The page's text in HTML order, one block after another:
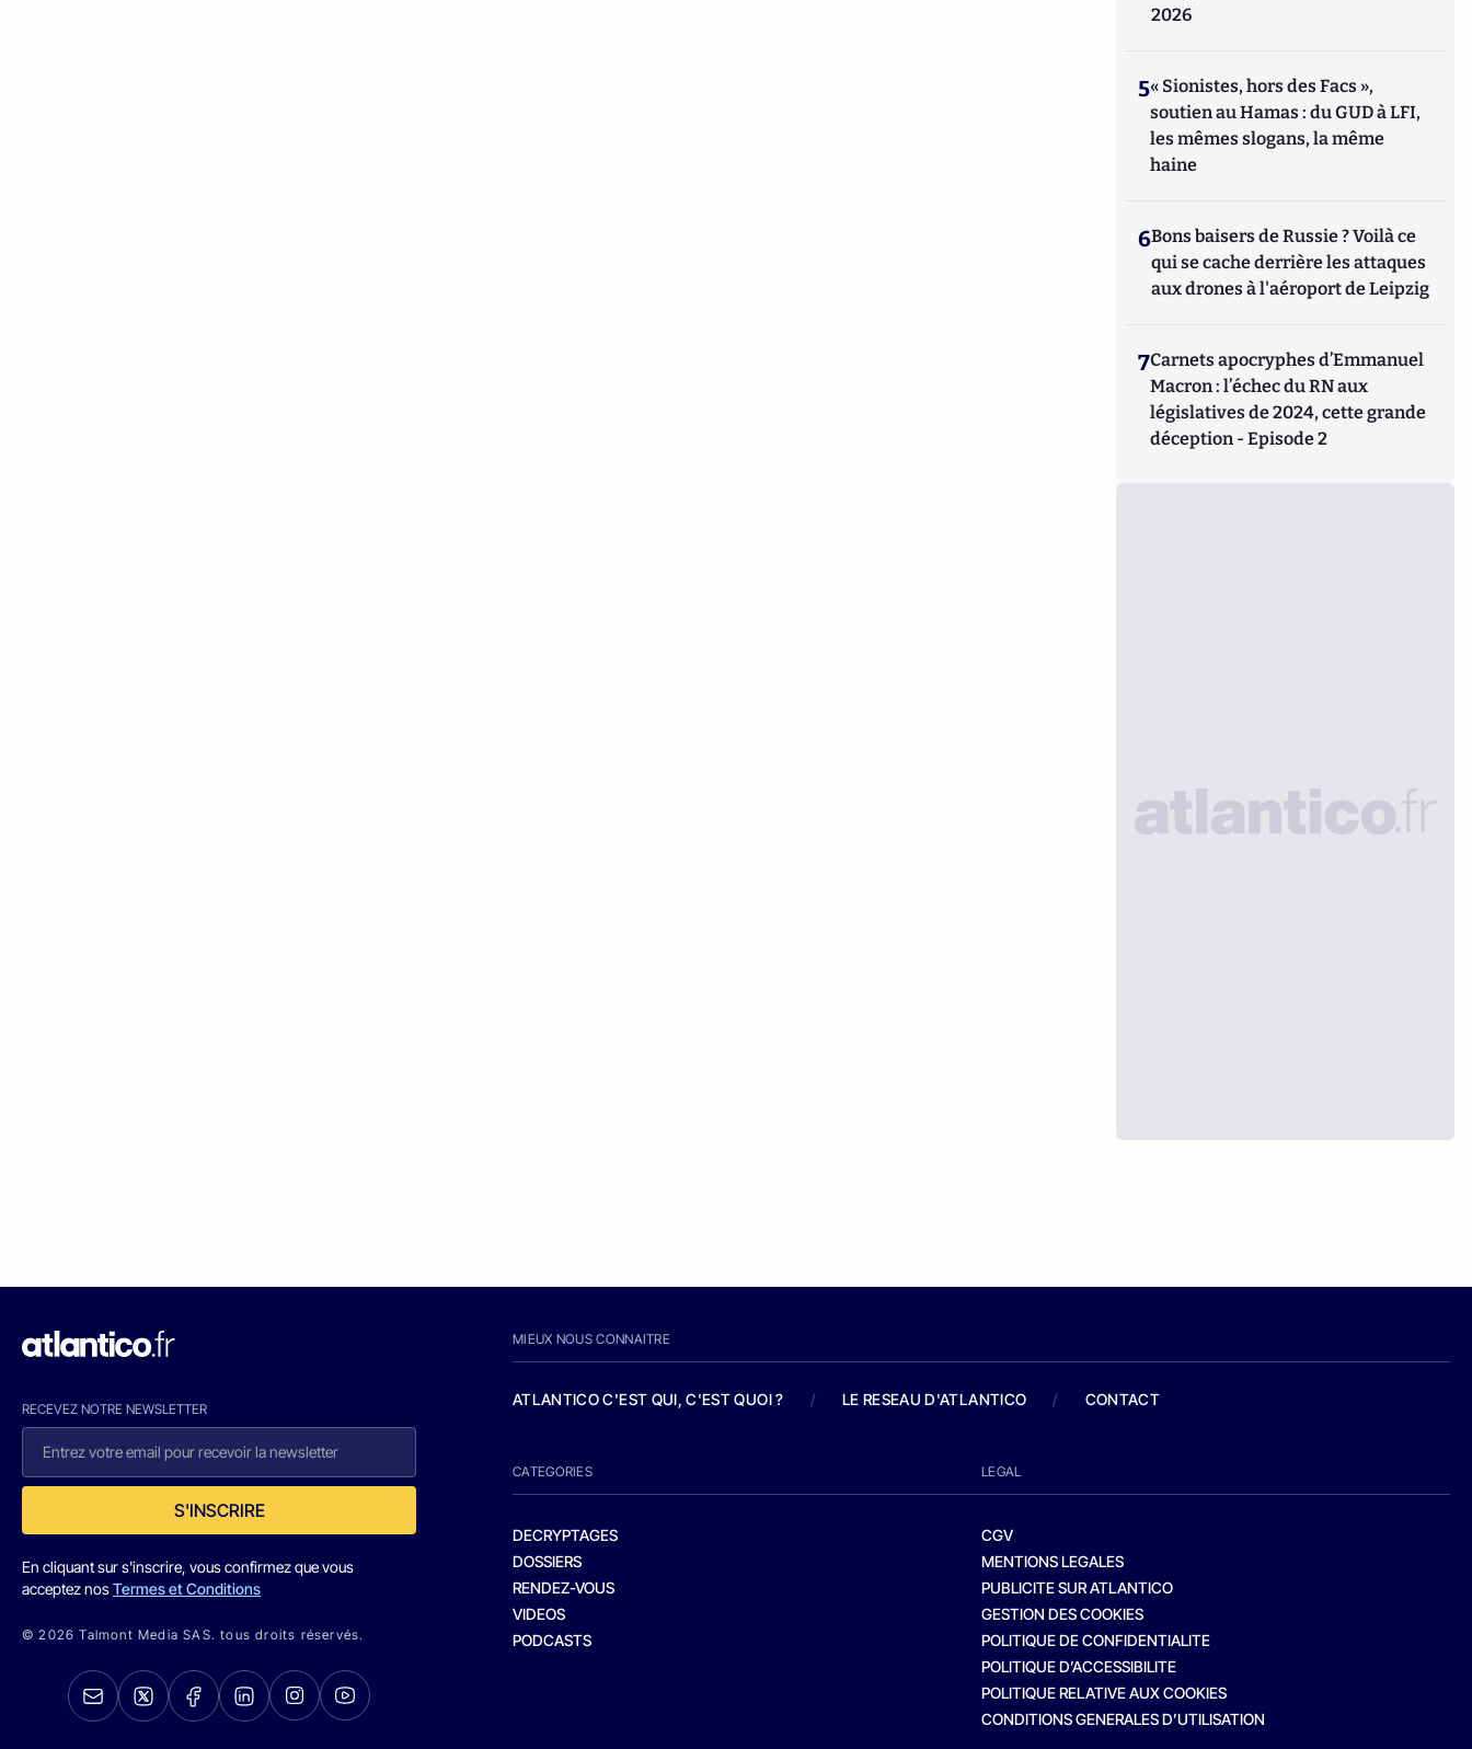
2026
5« Sionistes, hors des Facs »,
soutien au Hamas : du GUD à LFI,
les mêmes slogans, la même
haine
6Bons baisers de Russie ? Voilà ce
qui se cache derrière les attaques
aux drones à l'aéroport de Leipzig
7Carnets apocryphes d’Emmanuel
Macron : l’échec du RN aux
législatives de 2024, cette grande
déception - Episode 2
RECEVEZ NOTRE NEWSLETTER
S'INSCRIRE
En cliquant sur s'inscrire, vous confirmez que vous
acceptez nosTermes et Conditions
© 2026 Talmont Media SAS. tous droits réservés.
MIEUX NOUS CONNAITRE
ATLANTICO C'EST QUI, C'EST QUOI ? / LE RESEAU D'ATLANTICO / CONTACT
CATEGORIES
DECRYPTAGES
DOSSIERS
RENDEZ-VOUS
VIDEOS
PODCASTS
LEGAL
CGV
MENTIONS LEGALES
PUBLICITE SUR ATLANTICO
GESTION DES COOKIES
POLITIQUE DE CONFIDENTIALITE
POLITIQUE D’ACCESSIBILITE
POLITIQUE RELATIVE AUX COOKIES
CONDITIONS GENERALES D’UTILISATION